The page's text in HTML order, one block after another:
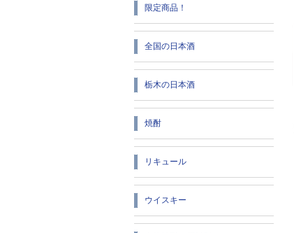
限定商品！
全国の日本酒
栃木の日本酒
焼酎
リキュール
ウイスキー